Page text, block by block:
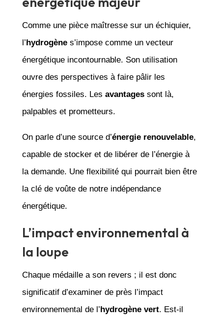
Comme une pièce maîtresse sur un échiquier,
l’hydrogènes’impose comme un vecteur
énergétique incontournable. Son utilisation
ouvre des perspectives à faire pâlir les
énergies fossiles. Les avantagessont là,
palpables et prometteurs.
On parle d’une source d’énergie renouvelable,
capable de stocker et de libérer de l’énergie à
la demande. Une flexibilité qui pourrait bien être
la clé de voûte de notre indépendance
énergétique.
L’impact environnemental à
la loupe
Chaque médaille a son revers ; il est donc
significatif d’examiner de près l’impact
environnemental de l’hydrogène vert. Est-il